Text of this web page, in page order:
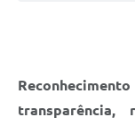
transparência,